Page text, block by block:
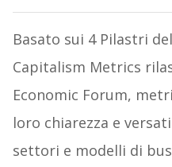
Basato sui 4 Pilastri
Capitalism Metrics
Economic Forum,
loro chiarezza e
settori e modelli di